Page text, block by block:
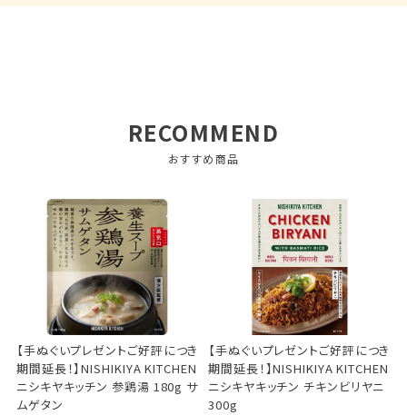
RECOMMEND
おすすめ商品
【手ぬぐいプレゼントご好評につき
期間延長！】NISHIKIYA KITCHEN
ニシキヤキッチン 参鶏湯 180g サ
ムゲタン
【手ぬぐいプレゼントご好評につき
期間延長！】NISHIKIYA KITCHEN
ニシキヤキッチン チキンビリヤニ
300g